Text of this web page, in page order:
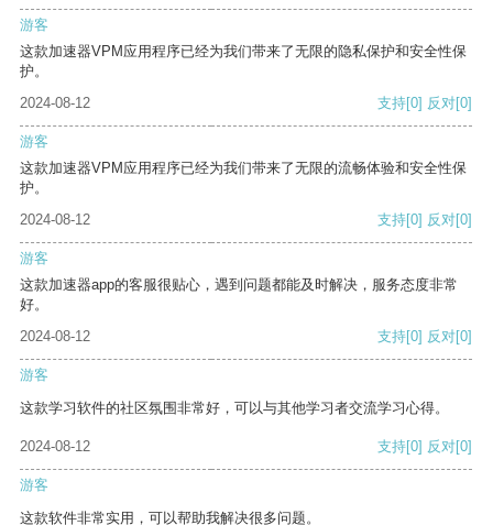
游客
这款加速器VPM应用程序已经为我们带来了无限的隐私保护和安全性保
护。
2024-08-12
支持[0] 反对[0]
游客
这款加速器VPM应用程序已经为我们带来了无限的流畅体验和安全性保
护。
2024-08-12
支持[0] 反对[0]
游客
这款加速器app的客服很贴心，遇到问题都能及时解决，服务态度非常
好。
2024-08-12
支持[0] 反对[0]
游客
这款学习软件的社区氛围非常好，可以与其他学习者交流学习心得。
2024-08-12 支持[0] 反对[0]
游客
这款软件非常实用，可以帮助我解决很多问题。